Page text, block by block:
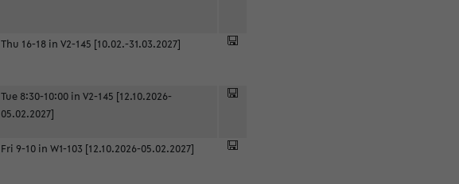
Thu 16-18 in V2-145 [10.02.-31.03.2027]
Tue 8:30-10:00 in V2-145 [12.10.2026-
05.02.2027]
Fri 9-10 in W1-103 [12.10.2026-05.02.2027]